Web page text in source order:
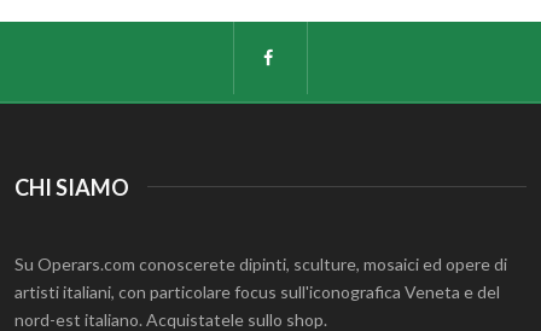
CHI SIAMO
Su Operars.com conoscerete dipinti, sculture, mosaici ed opere di
artisti italiani, con particolare focus sull'iconografica Veneta e del
nord-est italiano. Acquistatele sullo shop.